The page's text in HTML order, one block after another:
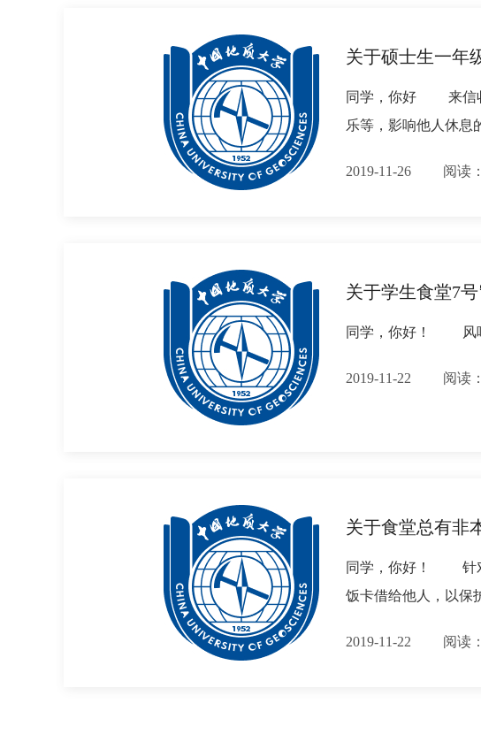
关于硕士生一年
同学，你好 来信收
乐等，影响他人休
2019-11-26 阅读
关于学生食堂7
同学，你好！ 风味
2019-11-22 阅读
关于食堂总有非
同学，你好！ 针对
饭卡借给他人，以保
2019-11-22 阅读